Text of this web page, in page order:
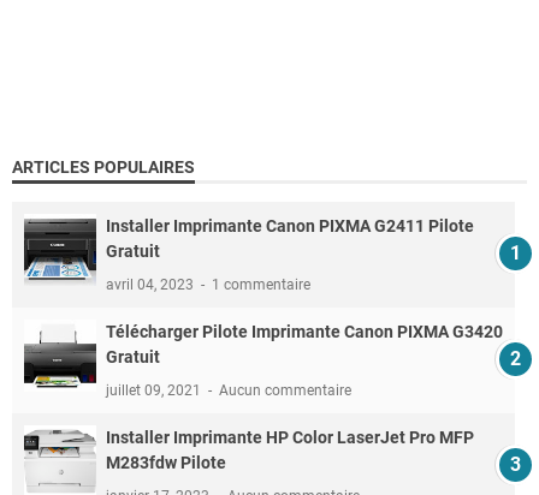
ARTICLES POPULAIRES
Installer Imprimante Canon PIXMA G2411 Pilote
Gratuit
avril 04, 2023 1 commentaire
Télécharger Pilote Imprimante Canon PIXMA G3420
Gratuit
juillet 09, 2021 Aucun commentaire
Installer Imprimante HP Color LaserJet Pro MFP
M283fdw Pilote